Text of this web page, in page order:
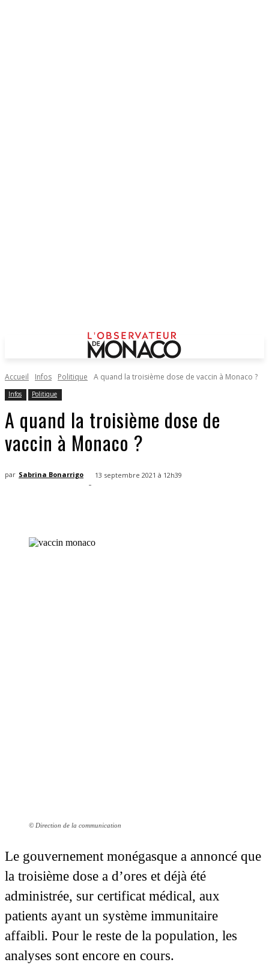
Accueil Infos Politique A quand la troisième dose de vaccin à Monaco ?
Infos Politique
A quand la troisième dose de
vaccin à Monaco ?
par Sabrina Bonarrigo
-
13 septembre 2021 à 12h39
© Direction de la communication
Le gouvernement monégasque a annoncé que
la troisième dose a d’ores et déjà été
administrée, sur certificat médical, aux
patients ayant un système immunitaire
affaibli. Pour le reste de la population, les
analyses sont encore en cours.